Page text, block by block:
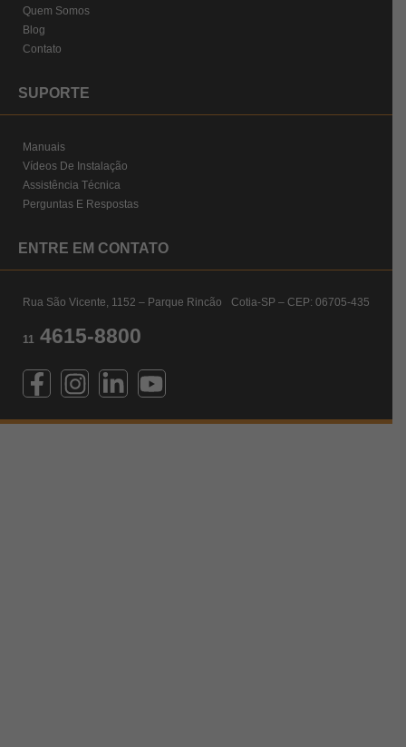
Quem Somos
Blog
Contato
SUPORTE
Manuais
Vídeos De Instalação
Assistência Técnica
Perguntas E Respostas
ENTRE EM CONTATO
Rua São Vicente, 1152 – Parque Rincão Cotia-SP – CEP: 06705-435
11 4615-8800